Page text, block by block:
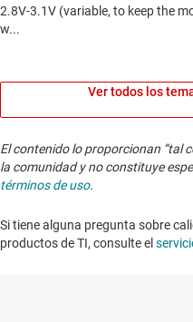
Ver todos los
El contenido lo proporcionan “tal
la comunidad y no constituye
términos de uso.
Si tiene alguna pregunta sobre
productos de TI, consulte el